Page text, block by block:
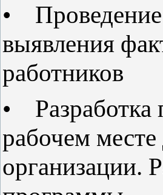
• Проведение
выявления
работников
• Разработка
рабочем
организации.